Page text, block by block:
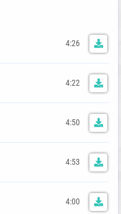
4:26
4:22
4:50
4:53
4:00